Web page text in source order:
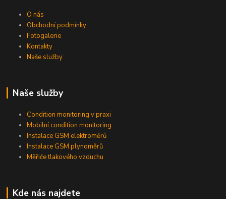
O nás
Obchodní podmínky
Fotogalerie
Kontakty
Naše služby
Naše služby
Condition monitoring v praxi
Mobilní condition monitoring
Instalace GSM elektroměrů
Instalace GSM plynoměrů
Měřiče tlakového vzduchu
Kde nás najdete